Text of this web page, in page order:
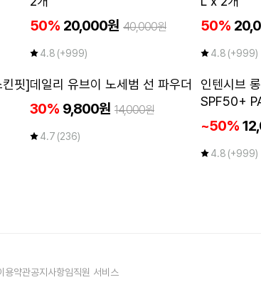
50% 20,000원 40,000원
4.8 (+999)
50%
4.8 (+999)
핏]데일리 유브이 노세범 선 파우더
30% 9,800원 14,000원
4.7 (236)
인텐시브
SPF50+
~50%
4.8 (+999)
용약관공지사항임직원 서비스